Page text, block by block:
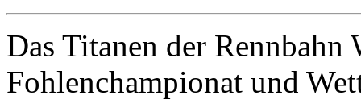
Das Titanen der
Fohlenchampionat und